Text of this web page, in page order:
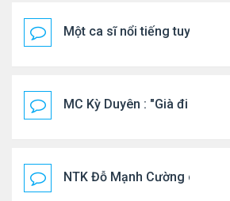
Một ca sĩ nổi tiếng tuyên bố
MC Kỳ Duyên : "Già đi cũng
NTK Đỗ Mạnh Cường chi